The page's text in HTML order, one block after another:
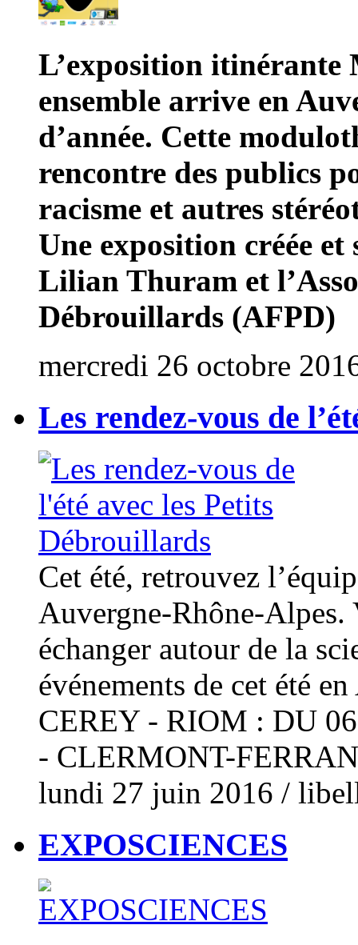
L’exposition
ensemble arrive en
d’année. Cette
rencontre des publics
racisme et autres
Une exposition créée
Lilian Thuram et
Débrouillards (AFPD)
mercredi 26 octobre
Les rendez-vous de
Cet été, retrouvez
Auvergne-Rhône-Alpes.
échanger autour de la
événements de cet été
CEREY - RIOM : DU
- CLERMONT-
lundi 27 juin 2016 /
EXPOSCIENCES